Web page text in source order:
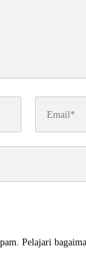
Pelajari